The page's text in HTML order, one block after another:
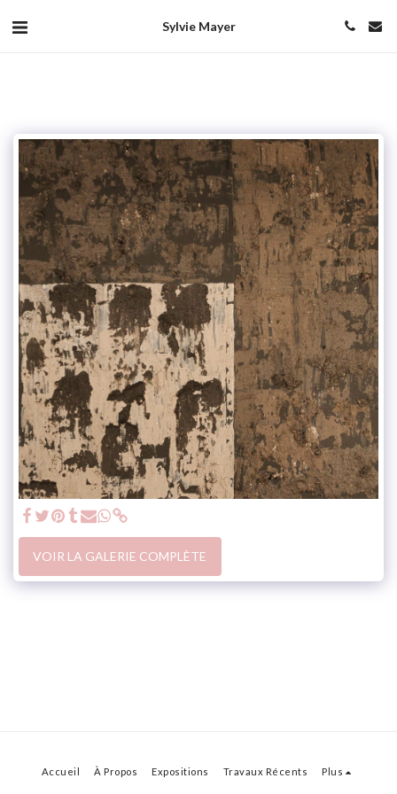
Sylvie Mayer
VOIR LA GALERIE COMPLÈTE
Accueil À Propos Expositions Travaux Récents Plus